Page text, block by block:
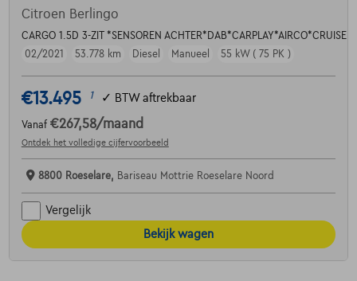
Citroen Berlingo
CARGO 1.5D 3-ZIT *SENSOREN ACHTER*DAB*CARPLAY*AIRCO*CRUISE
02/2021
53.778 km Diesel Manueel 55 kW ( 75 PK )
€13.495 1 ✓ BTW aftrekbaar
Vanaf €267,58/maand
Ontdek het volledige cijfervoorbeeld
8800 Roeselare, Bariseau Mottrie Roeselare Noord
Vergelijk
Bekijk wagen